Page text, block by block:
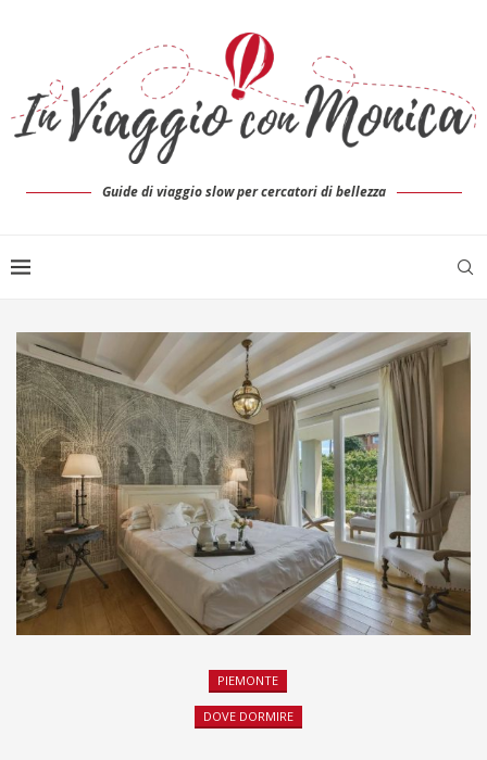
Guide di viaggio slow per cercatori di bellezza
PIEMONTE
DOVE DORMIRE